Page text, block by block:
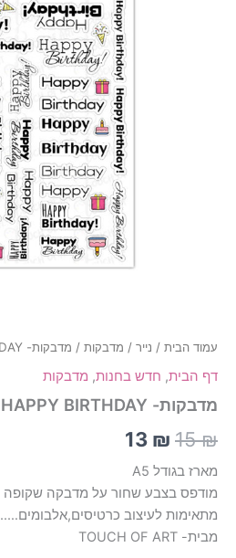
עמוד הבית / נייר / מדבקות / מדבקות- HAPPY BIRTHDAY
דף הבית, חדש בחנות, מדבקות
מדבקות- HAPPY BIRTHDAY
15₪
13 ₪
הוא:
13 ₪.
מארז בגודל A5
מודפס בצבע שחור על מדבקה שקופה
מתאימות לעיצוב כרטיסים,אלבומים…..
מבית- TOUCH OF ART